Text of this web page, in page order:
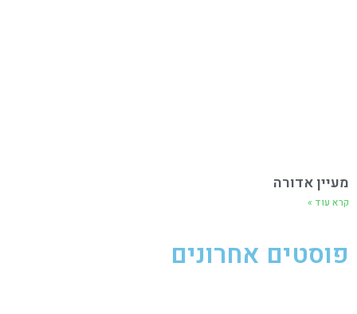
מעיין אדורה
קרא עוד »
פוסטים אחרונים